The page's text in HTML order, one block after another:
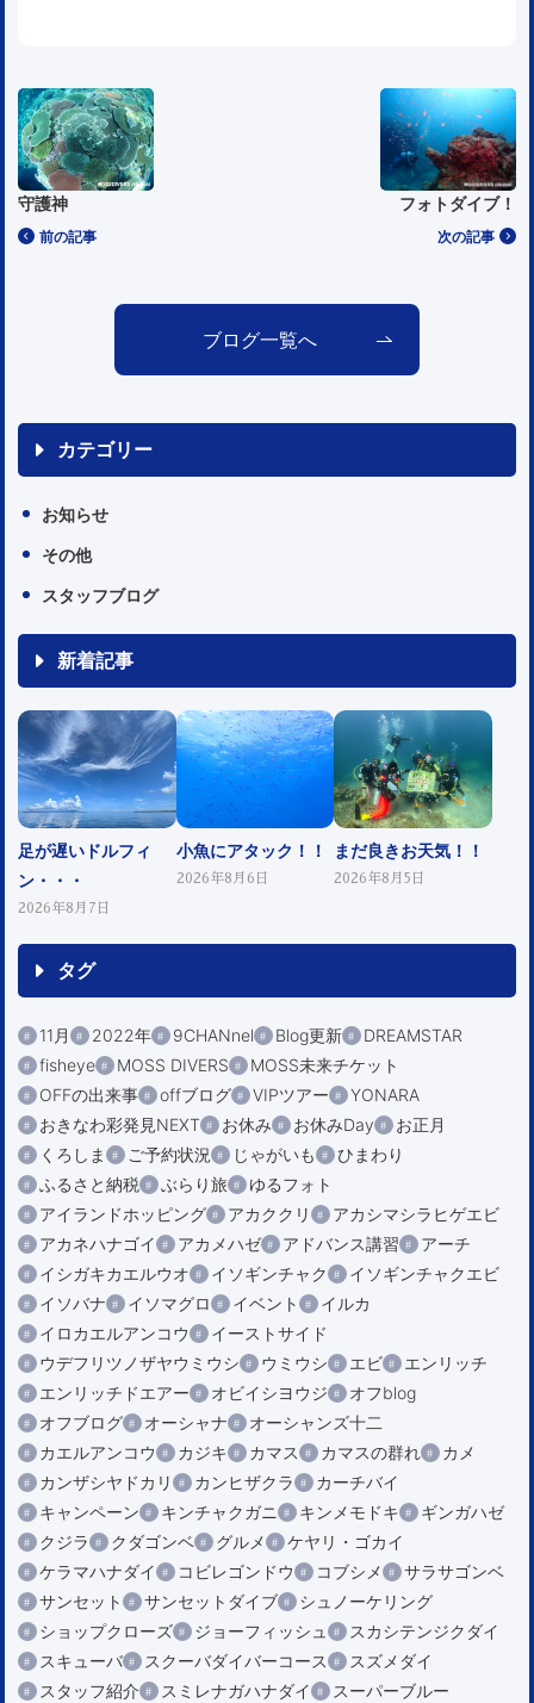
前の記事
守護神
次の記事
フォトダイブ！
ブログ一覧へ
カテゴリー
お知らせ
その他
スタッフブログ
新着記事
足が遅いドルフィ
ン・・・
2026年8月7日
小魚にアタック！！
2026年8月6日
まだ良きお天気！！
2026年8月5日
タグ
11月 2022年 9CHANnel Blog更新
DREAMSTAR
fisheye
MOSS DIVERS
MOSS未来チケット
OFFの出来事
offブログ VIPツアー
YONARA
おきなわ彩発見NEXT
お休み お休みDay
お正月
くろしま
ご予約状況 じゃがいも
ひまわり
ふるさと納税
ぶらり旅
ゆるフォト
アイランドホッピング
アカククリ
アカシマシラヒゲエビ
アカネハナゴイ
アカメハゼ アドバンス講習
アーチ
イシガキカエルウオ
イソギンチャク
イソギンチャクエビ
イソバナ
イソマグロ イベント
イルカ
イロカエルアンコウ
イーストサイド
ウデフリツノザヤウミウシ
ウミウシ エビ
エンリッチ
エンリッチドエアー
オビイシヨウジ
オフblog
オフブログ
オーシャナ
オーシャンズ十二
カエルアンコウ
カジキ カマス カマスの群れ
カメ
カンザシヤドカリ
カンヒザクラ
カーチバイ
キャンペーン
キンチャクガニ キンメモドキ
ギンガハゼ
クジラ
クダゴンベ グルメ
ケヤリ・ゴカイ
ケラマハナダイ
コビレゴンドウ コブシメ
サラサゴンベ
サンセット
サンセットダイブ
シュノーケリング
ショップクローズ
ジョーフィッシュ
スカシテンジクダイ
スキューバ
スクーバダイバーコース
スズメダイ
スタッフ紹介
スミレナガハナダイ
スーパーブルー